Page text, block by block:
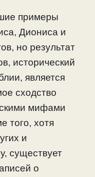
примеры
Диониса и
но результат
исторический
является
сходство
мифами
того, хотя
и
существует
о